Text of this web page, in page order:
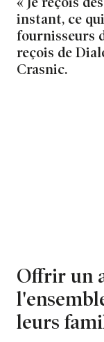
instant, ce
fournisseurs
reçois de
Crasnic.
Offrir un
leurs